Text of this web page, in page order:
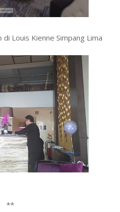
di Louis Kienne Simpang Lima
**